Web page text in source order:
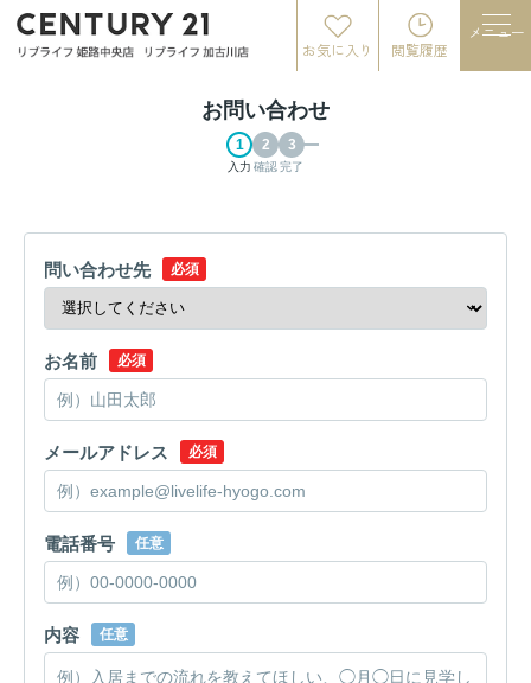
お気に入り 閲覧履歴
メニュー
お問い合わせ
入力 確認完了
問い合わせ先 必須
お名前 必須
メールアドレス 必須
電話番号 任意
内容 任意